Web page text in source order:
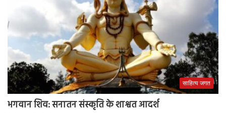
साहित्य जगत
भगवान शिव: सनातन संस्कृति के शाश्वत आदर्श